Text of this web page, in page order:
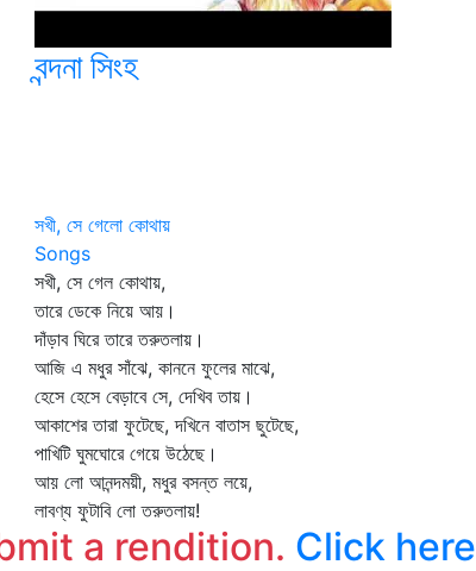
বন্দনা সিংহ
সখী, সে গেলো কোথায়
Songs
সখী, সে গেল কোথায়,
তারে ডেকে নিয়ে আয়।
দাঁড়াব ঘিরে তারে তরুতলায়।
আজি এ মধুর সাঁঝে, কাননে ফুলের মাঝে,
হেসে হেসে বেড়াবে সে, দেখিব তায়।
আকাশের তারা ফুটেছে, দখিনে বাতাস ছুটেছে,
পাখিটি ঘুমঘোরে গেয়ে উঠেছে।
আয় লো আনন্দময়ী, মধুর বসন্ত লয়ে,
লাবণ্য ফুটাবি লো তরুতলায়!
a rendition. Click here